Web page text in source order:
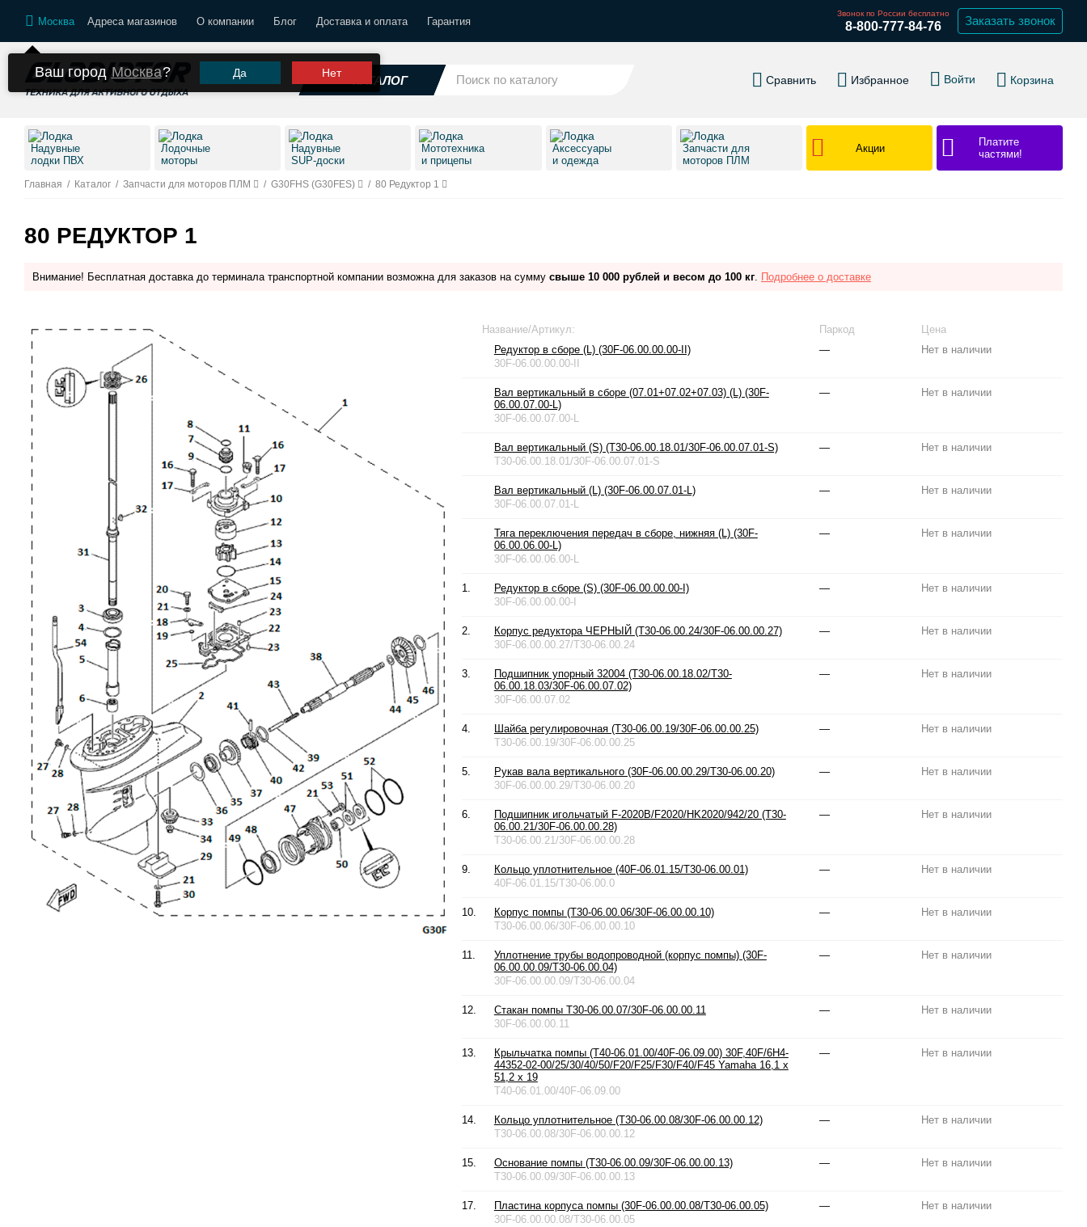
Москва Адреса магазинов О компании Блог Доставка и оплата Гарантия
Звонок по России бесплатно
8-800-777-84-76 Заказать звонок
КАТАЛОГ Сравнить Избранное Войти Корзина
Ваш городМосква? Да Нет
Надувные
лодки ПВХ
Лодочные
моторы
Надувные
SUP-доски
Мототехника
и прицепы
Аксессуары
и одежда
Запчасти для
моторов ПЛМ
Акции
Платите
частями!
Главная / Каталог / Запчасти для моторов ПЛМ / G30FHS (G30FES) / 80 Редуктор 1
80 РЕДУКТОР 1
Внимание! Бесплатная доставка до терминала транспортной компании возможна для заказов на сумму свыше 10 000 рублей и весом до 100 кг. Подробнее о доставке
Название/Артикул: Паркод
Цена
Редуктор в сборе (L) (30F-06.00.00.00-II)
30F-06.00.00.00-II
— Нет в наличии
Вал вертикальный в сборе (07.01+07.02+07.03) (L) (30F-
06.00.07.00-L)
30F-06.00.07.00-L
— Нет в наличии
Вал вертикальный (S) (T30-06.00.18.01/30F-06.00.07.01-S)
T30-06.00.18.01/30F-06.00.07.01-S
— Нет в наличии
Вал вертикальный (L) (30F-06.00.07.01-L)
30F-06.00.07.01-L
— Нет в наличии
Тяга переключения передач в сборе, нижняя (L) (30F-
06.00.06.00-L)
30F-06.00.06.00-L
— Нет в наличии
1.
Редуктор в сборе (S) (30F-06.00.00.00-I)
30F-06.00.00.00-I
— Нет в наличии
2.
Корпус редуктора ЧЕРНЫЙ (T30-06.00.24/30F-06.00.00.27)
30F-06.00.00.27/T30-06.00.24
— Нет в наличии
3.
Подшипник упорный 32004 (T30-06.00.18.02/T30-
06.00.18.03/30F-06.00.07.02)
30F-06.00.07.02
— Нет в наличии
4.
Шайба регулировочная (T30-06.00.19/30F-06.00.00.25)
T30-06.00.19/30F-06.00.00.25
— Нет в наличии
5.
Рукав вала вертикального (30F-06.00.00.29/T30-06.00.20)
30F-06.00.00.29/T30-06.00.20
— Нет в наличии
6.
Подшипник игольчатый F-2020B/F2020/HK2020/942/20 (T30-
06.00.21/30F-06.00.00.28)
T30-06.00.21/30F-06.00.00.28
— Нет в наличии
9.
Кольцо уплотнительное (40F-06.01.15/T30-06.00.01)
40F-06.01.15/T30-06.00.0
— Нет в наличии
10.
Корпус помпы (T30-06.00.06/30F-06.00.00.10)
T30-06.00.06/30F-06.00.00.10
— Нет в наличии
11.
Уплотнение трубы водопроводной (корпус помпы) (30F-
06.00.00.09/T30-06.00.04)
30F-06.00.00.09/T30-06.00.04
— Нет в наличии
12.
Стакан помпы T30-06.00.07/30F-06.00.00.11
30F-06.00.00.11
— Нет в наличии
13.
Крыльчатка помпы (T40-06.01.00/40F-06.09.00) 30F,40F/6H4-
44352-02-00/25/30/40/50/F20/F25/F30/F40/F45 Yamaha 16,1 x
51,2 x 19
T40-06.01.00/40F-06.09.00
— Нет в наличии
14.
Кольцо уплотнительное (T30-06.00.08/30F-06.00.00.12)
T30-06.00.08/30F-06.00.00.12
— Нет в наличии
15.
Основание помпы (T30-06.00.09/30F-06.00.00.13)
T30-06.00.09/30F-06.00.00.13
— Нет в наличии
17.
Пластина корпуса помпы (30F-06.00.00.08/T30-06.00.05)
30F-06.00.00.08/T30-06.00.05
— Нет в наличии